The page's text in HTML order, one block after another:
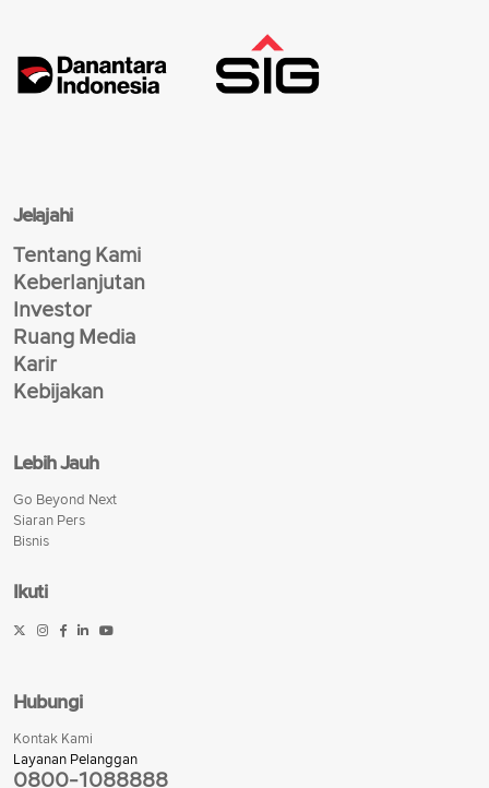
Jelajahi
Tentang Kami
Keberlanjutan
Investor
Ruang Media
Karir
Kebijakan
Lebih Jauh
Go Beyond Next
Siaran Pers
Bisnis
Ikuti
Hubungi
Kontak Kami
Layanan Pelanggan
0800-1088888